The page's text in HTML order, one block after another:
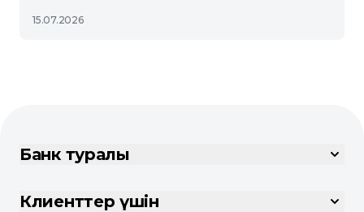
15.07.2026
Банк туралы
Клиенттер үшін